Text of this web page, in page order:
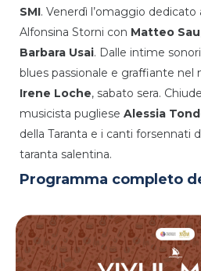
SMI. Venerdì l’omaggio dedicato
Alfonsina Storni con Matteo Sau
Barbara Usai. Dalle intime
blues passionale e graffiante nel
Irene Loche, sabato sera.
musicista pugliese Alessia
della Taranta e i canti forsennati
taranta salentina.
Programma completo